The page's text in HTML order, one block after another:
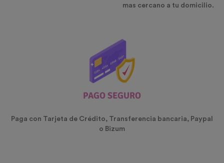
mas cercano a tu domicilio.
PAGO SEGURO
Paga con Tarjeta de Crédito, Transferencia bancaria, Paypal
o Bizum